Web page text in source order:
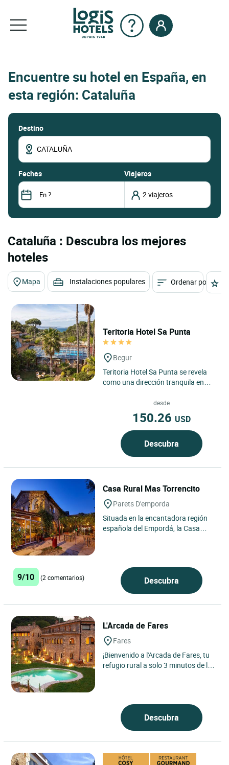
Encuentre su hotel en España, en
esta región: Cataluña
Destino
fechas Viajeros
Cataluña : Descubra los mejores
hoteles
Mapa Instalaciones populares Ordenar por
Teritoria Hotel Sa Punta
Begur
Teritoria Hotel Sa Punta se revela
como una dirección tranquila en
paisaje mediterráneo...
desde
150.26 USD
Descubra
Casa Rural Mas Torrencito
Parets D'emporda
Situada en la encantadora región
española del Empordá, la Casa
9/10 (2 comentarios) Descubra
L'Arcada de Fares
Fares
¡Bienvenido a l'Arcada de Fares, tu
refugio rural a solo 3 minutos de la
Descubra